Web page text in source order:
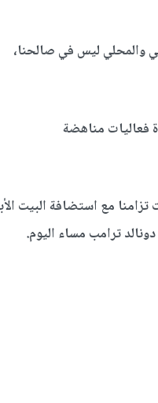
والمحلي ليس في صالحنا،
فعاليات مناهضة
مع استضافة البيت
ترامب مساء اليوم.